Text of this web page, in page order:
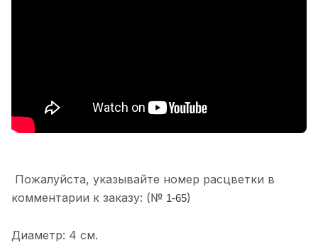
Пожалуйста, указывайте номер расцветки в
комментарии к заказу: (№ 1-65)
Диаметр: 4 см.